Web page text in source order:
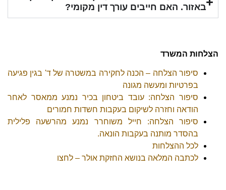
באזור. האם חייבים עורך דין מקומי?
הצלחות המשרד
סיפור הצלחה – הכנה לחקירה במשטרה של ד' בגין פגיעה
בפרטיות ומעשה מגונה
סיפור הצלחה: עובד ביטחון בכיר נמנע ממאסר לאחר
הודאה וחזרה לשיקום בעקבות חשדות חמורים
סיפור הצלחה: חייל משוחרר נמנע מהרשעה פלילית
בהסדר מותנה בעקבות הונאה.
לכל ההצלחות
לכתבה המלאה בנושא החזקת אולר – לחצו